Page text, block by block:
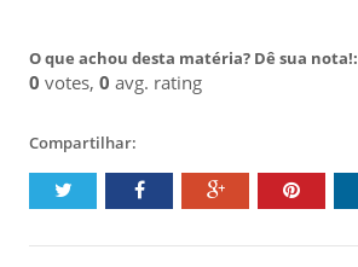
O que achou desta matéria? Dê sua nota!:
0 votes, 0 avg. rating
Compartilhar: